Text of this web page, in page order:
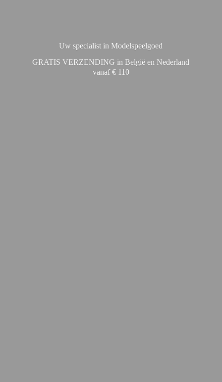
Uw specialist in Modelspeelgoed
GRATIS VERZENDING in België en Nederland
vanaf € 110